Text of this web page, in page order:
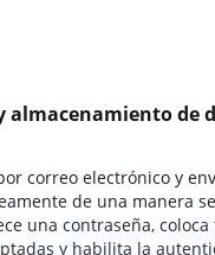
almacenamiento de
correo electrónico y
de una manera
una contraseña,
y habilita la